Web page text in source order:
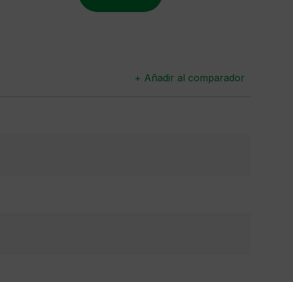
+ Añadir al comparador